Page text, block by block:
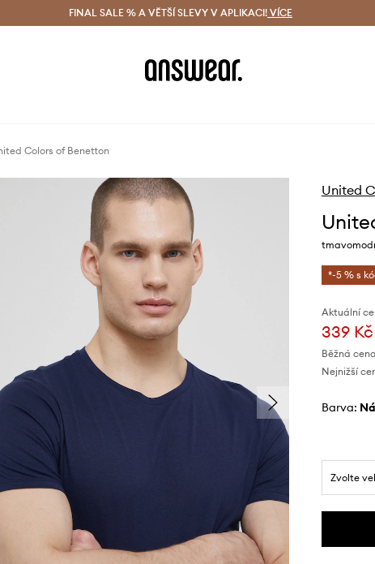
vrácení zdarma (od 1800 Kč) Doručení i do 24 h
FINAL SALE % A VĚTŠÍ SLEVY V APLIKACI! VÍCE
Colors of Benetton
United
*-5 % s
Aktuální
339 Kč
Běžná
Nejnižší
Barva:
Zvolte